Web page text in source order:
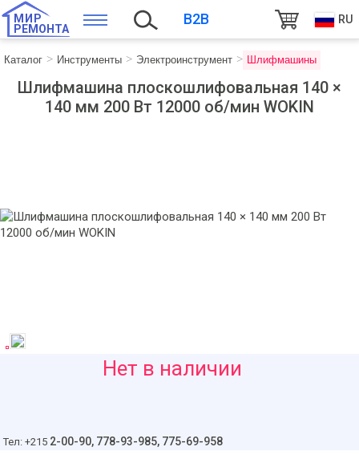
МИР
РЕМОНТА
B2B RU
Каталог Инструменты Электроинструмент Шлифмашины
Шлифмашина плоскошлифовальная 140 ×
140 мм 200 Вт 12000 об/мин WOKIN
Нет в наличии
Тел: +215 2-00-90, 778-93-985, 775-69-958